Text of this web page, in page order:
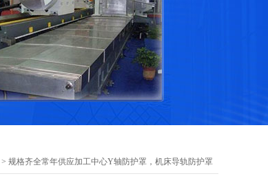
> 规格齐全常年供应加工中心Y轴防护罩，机床导轨防护罩